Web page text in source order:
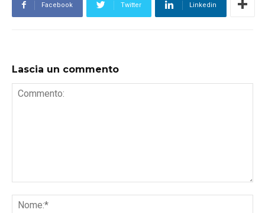
Facebook Twitter Linkedin
Lascia un commento